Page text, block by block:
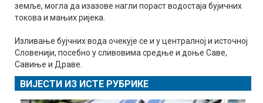
земље, могла да изазове нагли пораст водостаја бујичних
токова и мањих ријека.
Изливање бујчних вода очекује се и у централној и источној
Словенији, посебно у сливовима средње и доње Саве,
Савиње и Драве.
ВИЈЕСТИ ИЗ ИСТЕ РУБРИКЕ